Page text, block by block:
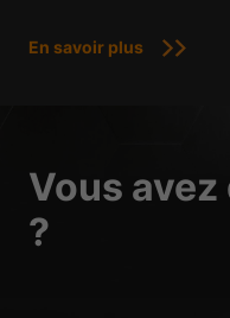
En savoir plus
Vous
?